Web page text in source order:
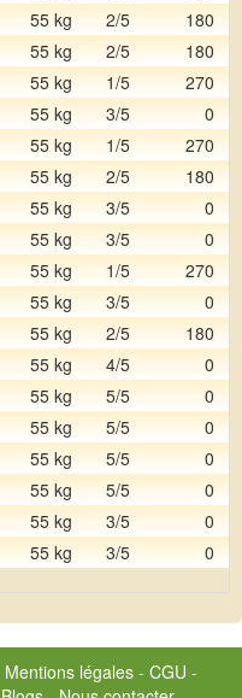
55 kg 2/5 180
55 kg 2/5 180
55 kg 1/5 270
55 kg 3/5 0
55 kg 1/5 270
55 kg 2/5 180
55 kg 3/5 0
55 kg 3/5 0
55 kg 1/5 270
55 kg 3/5 0
55 kg 2/5 180
55 kg 4/5 0
55 kg 5/5 0
55 kg 5/5 0
55 kg 5/5 0
55 kg 5/5 0
55 kg 3/5 0
55 kg 3/5 0
Mentions légales- CGU -